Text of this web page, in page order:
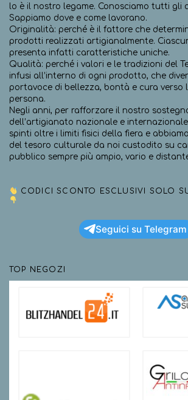
lo è il nostro legame. Conosciamo tutti gli
Sappiamo dove e come lavorano.
Originalità: perché è il fattore che
prodotti realizzati artigianalmente.
presenta infatti caratteristiche uniche.
Qualità: perché i valori e le tradizioni del
infusi all’interno di ogni prodotto, che
portavoce di bellezza, bontà e cura verso
persona.
Negli anni, per rafforzare il nostro
dell’artigianato nazionale e
spinti oltre i limiti fisici della fiera e
del tesoro culturale da noi custodito su
pubblico sempre più ampio, vario e
CODICI SCONTO ESCLUSIVI SOLO
Seguici su Telegram
TOP NEGOZI